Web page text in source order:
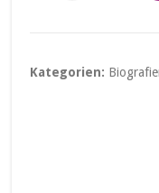
Kategorien: